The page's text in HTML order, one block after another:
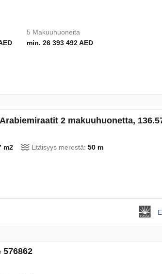
5 Makuuhuoneita
min. 26 393 492 AED
2 makuuhuonetta,
m2 Etäisyys merestä: 50 m